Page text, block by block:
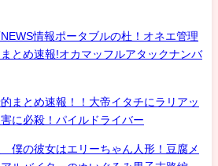
情報ポータブルの杜！オネエ管理
とめ速報!オカマッフルアタックナンバ
まとめ速報！！大帝イタチにラリアッ
に必殺！パイルドライバー
僕の彼女はエリーちゃん人形！豆腐メ